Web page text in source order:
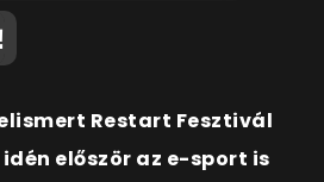
Restart Fesztivál
először az e-sport is